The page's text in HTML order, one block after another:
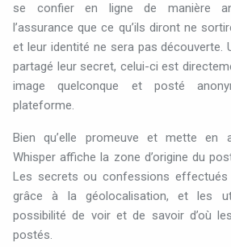
se confier en ligne de manière
l’assurance que ce qu’ils diront ne
et leur identité ne sera pas découverte.
partagé leur secret, celui-ci est
image quelconque et posté
plateforme.
Bien qu’elle promeuve et mette en
Whisper affiche la zone d’origine du
Les secrets ou confessions
grâce à la géolocalisation, et les
possibilité de voir et de savoir d’où
postés.